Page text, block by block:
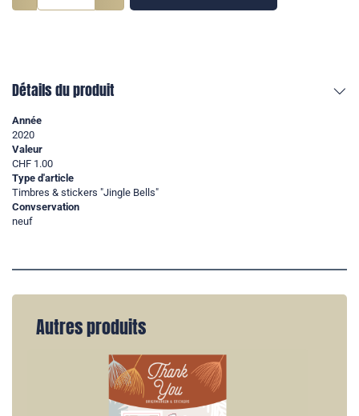
Détails du produit
Année
2020
Valeur
CHF 1.00
Type d'article
Timbres & stickers "Jingle Bells"
Convservation
neuf
Autres produits